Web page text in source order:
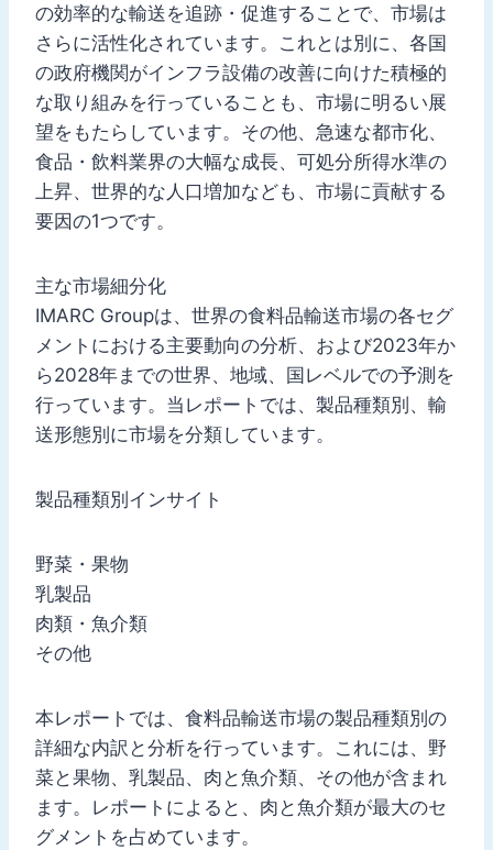
の効率的な輸送を追跡・促進することで、市場は
さらに活性化されています。これとは別に、各国
の政府機関がインフラ設備の改善に向けた積極的
な取り組みを行っていることも、市場に明るい展
望をもたらしています。その他、急速な都市化、
食品・飲料業界の大幅な成長、可処分所得水準の
上昇、世界的な人口増加なども、市場に貢献する
要因の1つです。
主な市場細分化
IMARC Groupは、世界の食料品輸送市場の各セグ
メントにおける主要動向の分析、および2023年か
ら2028年までの世界、地域、国レベルでの予測を
行っています。当レポートでは、製品種類別、輸
送形態別に市場を分類しています。
製品種類別インサイト
野菜・果物
乳製品
肉類・魚介類
その他
本レポートでは、食料品輸送市場の製品種類別の
詳細な内訳と分析を行っています。これには、野
菜と果物、乳製品、肉と魚介類、その他が含まれ
ます。レポートによると、肉と魚介類が最大のセ
グメントを占めています。